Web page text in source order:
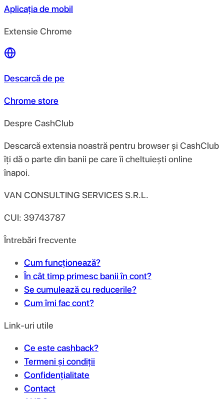
Aplicația de mobil
Extensie Chrome
Descarcă de pe
Chrome store
Despre CashClub
Descarcă extensia noastră pentru browser și CashClub
îți dă o parte din banii pe care îi cheltuiești online
înapoi.
VAN CONSULTING SERVICES S.R.L.
CUI: 39743787
Întrebări frecvente
Cum funcționează?
În cât timp primesc banii în cont?
Se cumulează cu reducerile?
Cum îmi fac cont?
Link-uri utile
Ce este cashback?
Termeni și condiții
Confidențialitate
Contact